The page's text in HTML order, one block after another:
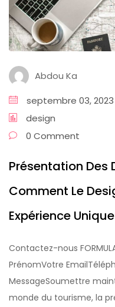
Abdou Ka
septembre 03, 2023
design
0 Comment
Présentation Des
Comment Le
Expérience Unique
Contactez-nous
PrénomVotre
MessageSoumettre
monde du tourisme, la